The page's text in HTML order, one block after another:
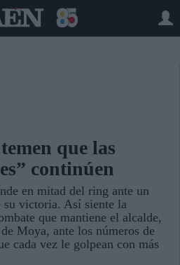
que las
continúen
en mitad del ring ante un
su victoria. Así siente la
que mantiene el alcalde,
Moya, ante los números de
cada vez le golpean con más